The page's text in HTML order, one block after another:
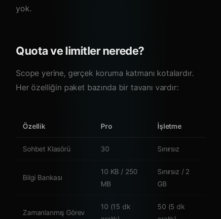
yok.
Quota ve limitler nerede?
Scope yerine, gerçek koruma katmanı kotalardır.
Her özelliğin paket bazında bir tavanı vardır:
Özellik Pro İşletme
Sohbet Klasörü 30 Sınırsız
Bilgi Bankası
10 KB / 250
MB
Sınırsız / 2
GB
Zamanlanmış Görev
10 (15 dk
50 (5 dk